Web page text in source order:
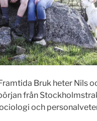
Bruk heter Nils
från
och